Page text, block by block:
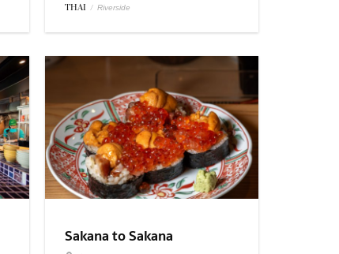
THAI / Riverside
Sakana to Sakana